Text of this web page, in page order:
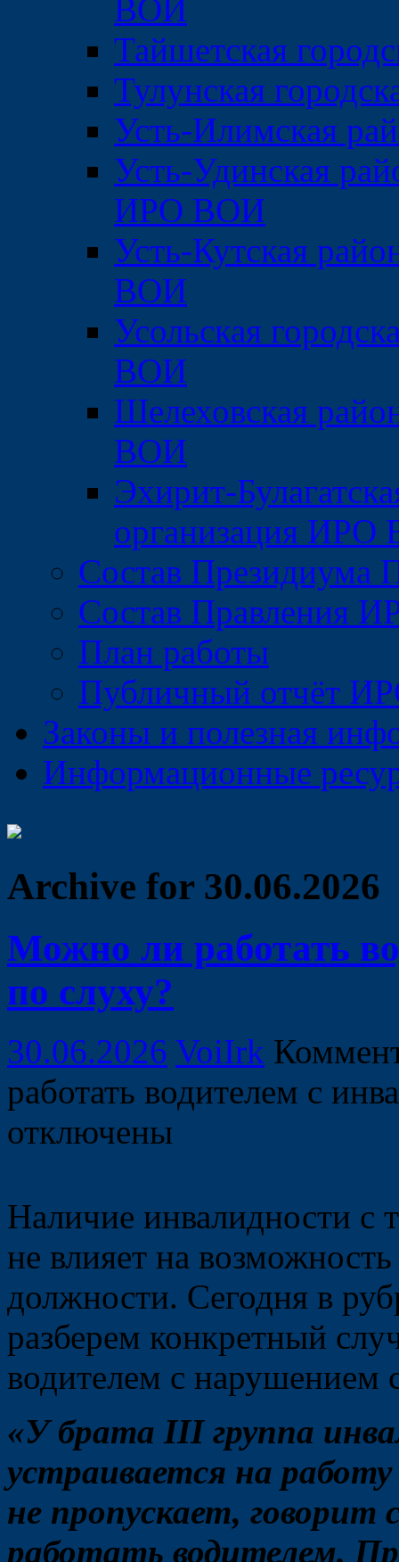
ВОИ
Тайшетская
Тулунская
Усть-Илимская
Усть-Удинская
ИРО ВОИ
Усть-Кутская
ВОИ
Усольская
ВОИ
Шелеховская
ВОИ
Эхирит-
организация
Состав
Состав Правления
План работы
Публичный отчёт
Законы и полезная
Информационные
Archive for 30.06.2026
Можно ли работать
по слуху?
30.06.2026 VoiIrk
работать водителем с
отключены
Наличие инвалидности с
не влияет на
должности. Сегодня в
разберем конкретный
водителем с нарушением
«У брата III группа
устраивается на
не пропускает, говорит
работать водителем.